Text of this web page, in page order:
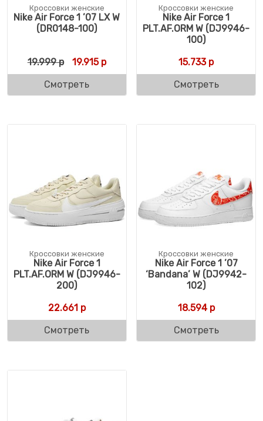
Кроссовки женские
Nike Air Force 1 ’07 LX W
(DR0148-100)
19.999р Первоначальная цена составляла 19.999
19.915рТекущая цена: 19.915 р.
Смотреть
Кроссовки женские
Nike Air Force 1
PLT.AF.ORM W (DJ9946-
100)
15.733р
Смотреть
Кроссовки женские
Nike Air Force 1
PLT.AF.ORM W (DJ9946-
200)
22.661р
Смотреть
Кроссовки женские
Nike Air Force 1 ’07
‘Bandana’ W (DJ9942-
102)
18.594р
Смотреть